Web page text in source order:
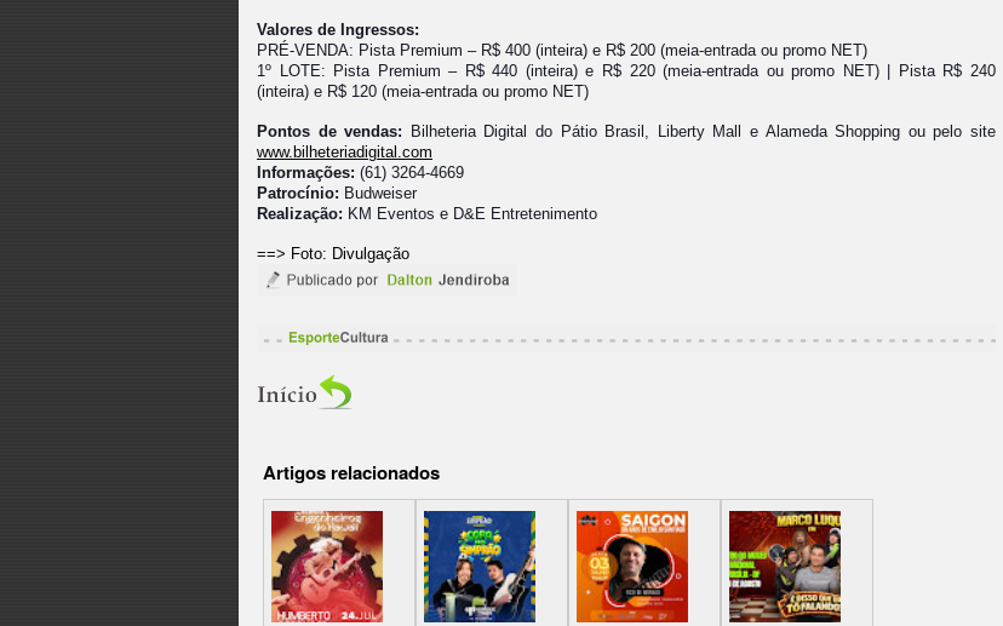
Valores de Ingressos:
PRÉ-VENDA: Pista Premium – R$ 400 (inteira) e R$ 200 (meia-entrada ou promo NET)
1º LOTE: Pista Premium – R$ 440 (inteira) e R$ 220 (meia-entrada ou promo NET) | Pista R$ 240
(inteira) e R$ 120 (meia-entrada ou promo NET)
Pontos de vendas: Bilheteria Digital do Pátio Brasil, Liberty Mall e Alameda Shopping ou pelo site
www.bilheteriadigital.com
Informações: (61) 3264-4669
Patrocínio: Budweiser
Realização: KM Eventos e D&E Entretenimento
==> Foto: Divulgação
Artigos relacionados